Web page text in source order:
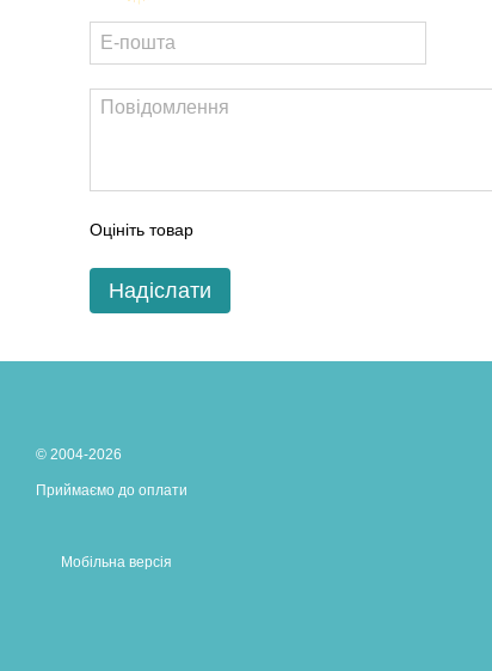
Оцініть товар
Надіслати
© 2004-2026
Приймаємо до оплати
Мобільна версія